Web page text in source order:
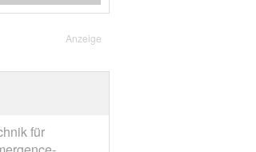
Anzeige
für